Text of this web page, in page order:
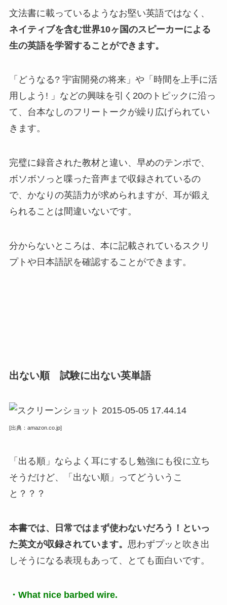
文法書に載っているようなお堅い英語ではなく、
ネイティブを含む世界10ヶ国のスピーカーによる
生の英語を学習することができます。
「どうなる? 宇宙開発の将来」や「時間を上手に活
用しよう! 」などの興味を引く20のトピックに沿っ
て、台本なしのフリートークが繰り広げられてい
きます。
完璧に録音された教材と違い、早めのテンポで、
ボソボソっと喋った音声まで収録されているの
で、かなりの英語力が求められますが、耳が鍛え
られることは間違いないです。
分からないところは、本に記載されているスクリ
プトや日本語訳を確認することができます。
出ない順 試験に出ない英単語
[出典：amazon.co.jp]
「出る順」ならよく耳にするし勉強にも役に立ち
そうだけど、「出ない順」ってどういうこ
と？？？
本書では、日常ではまず使わないだろう！といっ
た英文が収録されています。 思わずプッと吹き出
しそうになる表現もあって、とても面白いです。
・What nice barbed wire.